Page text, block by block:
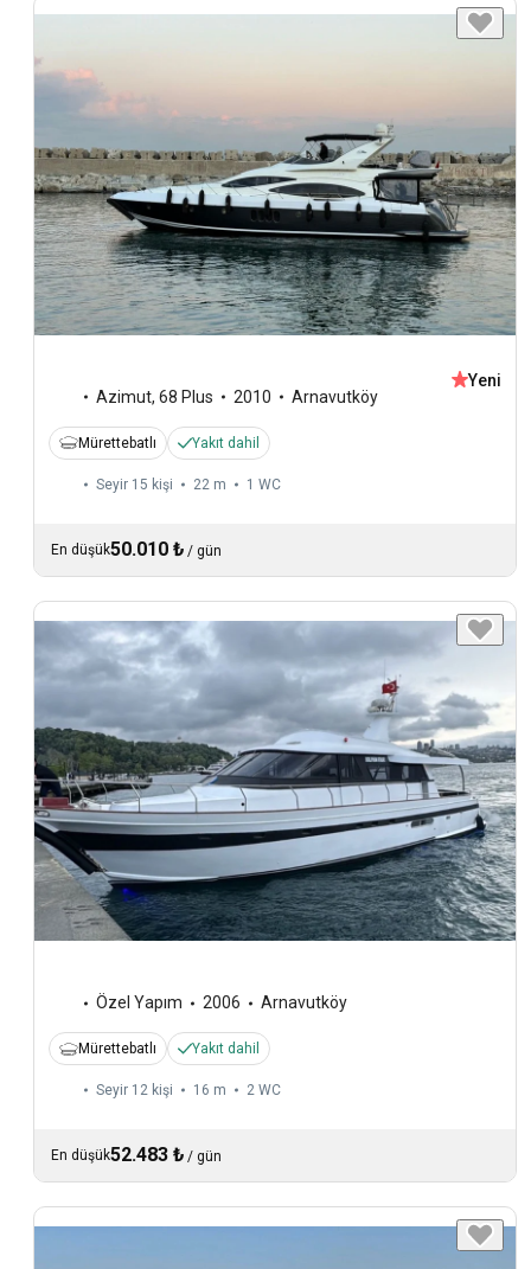
Azimut, 68 Plus 2010 Arnavutköy
Yeni
Mürettebatlı Yakıt dahil
Seyir 15 kişi 22 m 1 WC
En düşük50.010 ₺ / gün
Özel Yapım 2006 Arnavutköy
Mürettebatlı Yakıt dahil
Seyir 12 kişi 16 m 2 WC
En düşük52.483 ₺ / gün